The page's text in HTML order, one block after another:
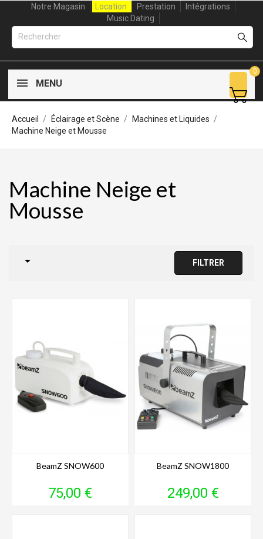
Notre Magasin Location Prestation
Intégrations
Music Dating
MENU
0
Accueil Éclairage et Scène
Machines et Liquides
Machine Neige et Mousse
Machine Neige et
Mousse
 FILTRER
BeamZ SNOW600
Prix
75,00 €
BeamZ SNOW1800
Prix
249,00 €